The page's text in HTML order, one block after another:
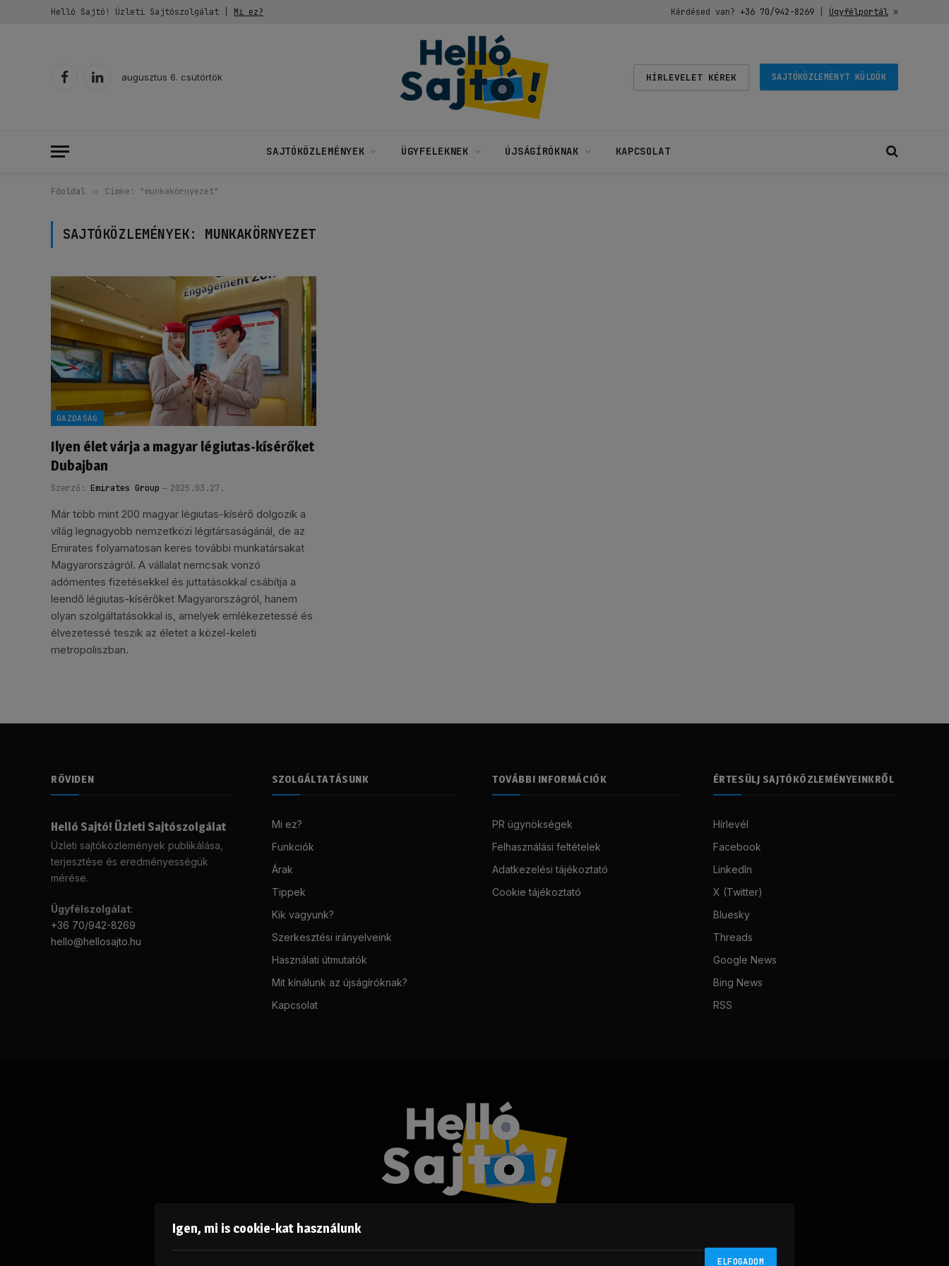
Helló Sajtó! Üzleti Sajtószolgálat | Mi ez? Kérdésed van? +36 70/942-8269| Ügyfélportál»
FacebookLinkedIn
augusztus 6. csütörtök HÍRLEVELET KÉREK SAJTÓKÖZLEMÉNYT KÜLDÖK
SAJTÓKÖZLEMÉNYEK ÜGYFELEKNEK ÚJSÁGÍRÓKNAK KAPCSOLAT
Főoldal » Címke: "munkakörnyezet"
SAJTÓKÖZLEMÉNYEK: MUNKAKÖRNYEZET
GAZDASÁG
Ilyen élet várja a magyar légiutas-kísérőket
Dubajban
Szerző: Emirates Group 2025.03.27.
Már több mint 200 magyar légiutas-kísérő dolgozik a
világ legnagyobb nemzetközi légitársaságánál, de az
Emirates folyamatosan keres további munkatársakat
Magyarországról. A vállalat nemcsak vonzó
adómentes fizetésekkel és juttatásokkal csábítja a
leendő légiutas-kísérőket Magyarországról, hanem
olyan szolgáltatásokkal is, amelyek emlékezetessé és
élvezetessé teszik az életet a közel-keleti
metropoliszban.
RÖVIDEN
Helló Sajtó! Üzleti Sajtószolgálat
Üzleti sajtóközlemények publikálása,
terjesztése és eredményességük
mérése.
Ügyfélszolgálat:
+36 70/942-8269
hello@hellosajto.hu
SZOLGÁLTATÁSUNK
Mi ez?
Funkciók
Árak
Tippek
Kik vagyunk?
Szerkesztési irányelveink
Használati útmutatók
Mit kínálunk az újságíróknak?
Kapcsolat
TOVÁBBI INFORMÁCIÓK
PR ügynökségek
Felhasználási feltételek
Adatkezelési tájékoztató
Cookie tájékoztató
ÉRTESÜLJ SAJTÓKÖZLEMÉNYEINKRŐL
Hírlevél
Facebook
LinkedIn
X (Twitter)
Bluesky
Threads
Google News
Bing News
RSS
FacebookLinkedInX
RSS
Igen, mi is cookie-kat használunk
ELFOGADOM